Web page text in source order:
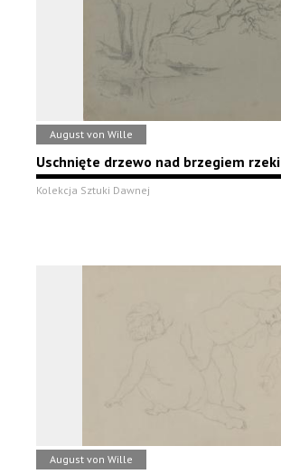
August von Wille
Uschnięte drzewo nad brzegiem rzeki
Kolekcja Sztuki Dawnej
August von Wille